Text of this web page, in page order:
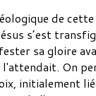
de
s’est
sa gloire
On
initialement